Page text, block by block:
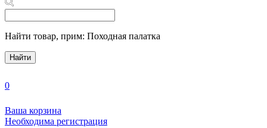
Найти товар, прим: Походная палатка
Найти
0
Ваша корзина
Необходима регистрация